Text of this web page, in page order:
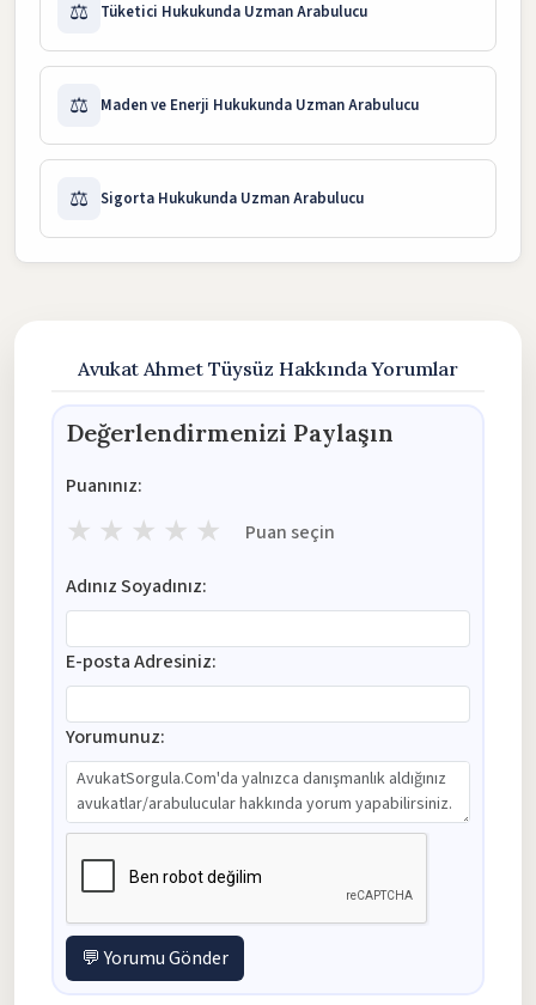
⚖️ Tüketici Hukukunda Uzman Arabulucu
⚖️ Maden ve Enerji Hukukunda Uzman Arabulucu
⚖️ Sigorta Hukukunda Uzman Arabulucu
Avukat Ahmet Tüysüz Hakkında Yorumlar
Değerlendirmenizi Paylaşın
Puanınız:
★ ★ ★ ★ ★ Puan seçin
Adınız Soyadınız:
E-posta Adresiniz:
Yorumunuz:
💬 Yorumu Gönder